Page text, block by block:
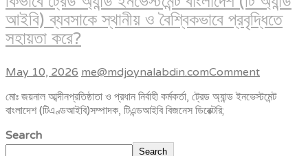
আইবি) ব্যবসাকে স্থানীয় ও বৈশ্বিকভাবে প্রবৃদ্ধিতে
সহায়তা করে?
May 10, 2026 me@mdjoynalabdin.comComment
মোঃ জয়নাল আব্দীনপ্রতিষ্ঠাতা ও প্রধান নির্বাহী কর্মকর্তা, ট্রেড অ্যান্ড ইনভেস্টমেন্ট
বাংলাদেশ (টিএণ্ডআইবি)সম্পাদক, টিএন্ডআইবি বিজনেস ডিরেক্টরি;
Search
Search